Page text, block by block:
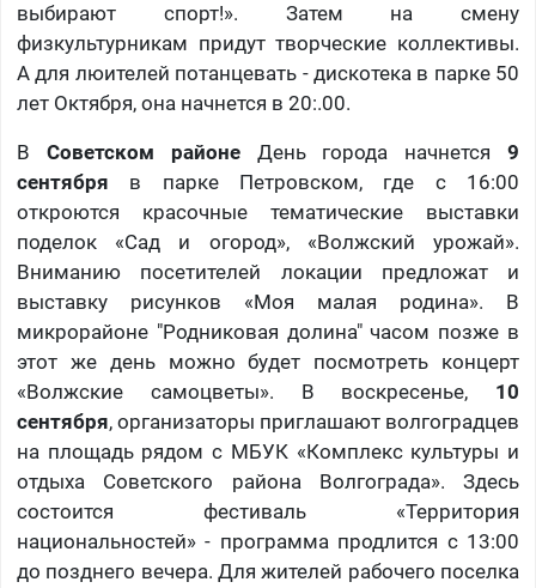
выбирают спорт!». Затем на смену
физкультурникам придут творческие коллективы.
А для люителей потанцевать - дискотека в парке 50
лет Октября, она начнется в 20:.00.
В Советском районе День города начнется9
сентября в парке Петровском, где с 16:00
откроются красочные тематические выставки
поделок «Сад и огород», «Волжский урожай».
Вниманию посетителей локации предложат и
выставку рисунков «Моя малая родина». В
микрорайоне "Родниковая долина" часом позже в
этот же день можно будет посмотреть концерт
«Волжские самоцветы». В воскресенье, 10
сентября, организаторы приглашают волгоградцев
на площадь рядом с МБУК «Комплекс культуры и
отдыха Советского района Волгограда». Здесь
состоится фестиваль «Территория
национальностей» - программа продлится с 13:00
до позднего вечера. Для жителей рабочего поселка